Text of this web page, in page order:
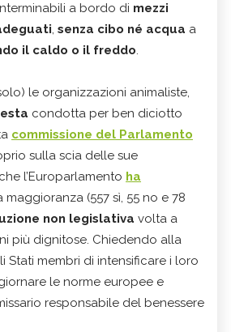
a bordo di mezzi
, senza cibo né acqua a
il caldo o il freddo.
le organizzazioni animaliste,
condotta per ben diciotto
commissione del Parlamento
sulla scia delle sue
l’Europarlamento ha
maggioranza (557 sì, 55 no e 78
non legislativa volta a
più dignitose. Chiedendo alla
Stati membri di intensificare i loro
le norme europee e
responsabile del benessere